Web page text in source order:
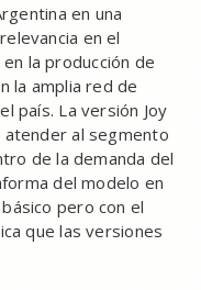
en una
en el
la producción de
la amplia red de
país. La versión Joy
al segmento
de la demanda del
del modelo en
pero con el
que las versiones